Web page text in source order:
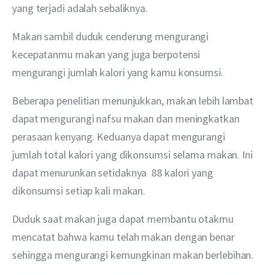
yang terjadi adalah sebaliknya.
Makan sambil duduk cenderung mengurangi
kecepatanmu makan yang juga berpotensi
mengurangi jumlah kalori yang kamu konsumsi.
Beberapa penelitian menunjukkan, makan lebih lambat
dapat mengurangi nafsu makan dan meningkatkan
perasaan kenyang. Keduanya dapat mengurangi
jumlah total kalori yang dikonsumsi selama makan. Ini
dapat menurunkan setidaknya  88 kalori yang
dikonsumsi setiap kali makan.
Duduk saat makan juga dapat membantu otakmu
mencatat bahwa kamu telah makan dengan benar
sehingga mengurangi kemungkinan makan berlebihan.